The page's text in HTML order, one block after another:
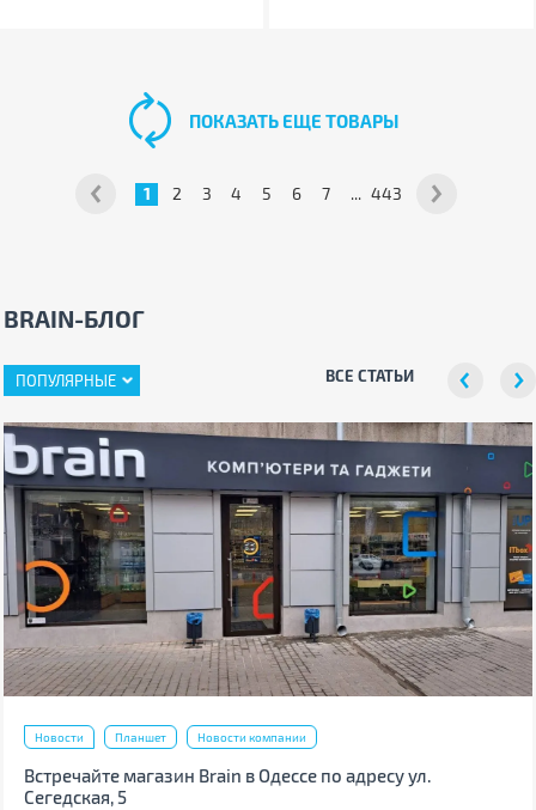
1 2 3 4 5 6 7 ... 443
ПОКАЗАТЬ ЕЩЕ ТОВАРЫ
BRAIN-БЛОГ
ПОПУЛЯРНЫЕ ВСЕ СТАТЬИ
Новости Планшет Новости компании
Встречайте магазин Brain в Одессе по адресу ул.
Сегедская, 5